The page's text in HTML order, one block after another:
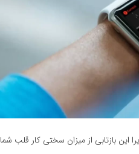
بازتابی از میزان سختی کار قلب شما